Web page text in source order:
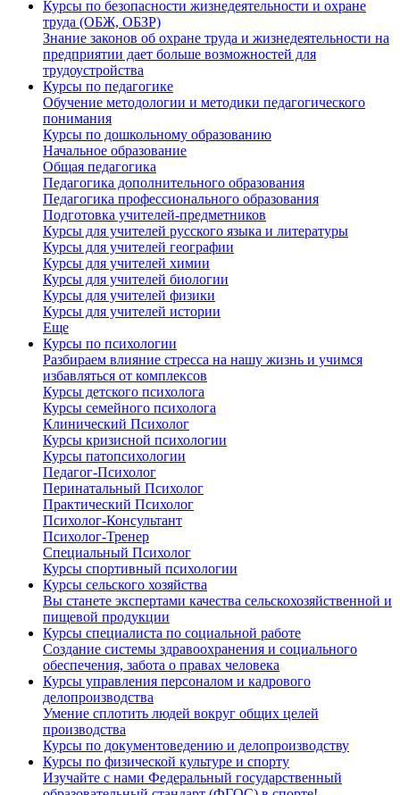
Курсы по безопасности жизнедеятельности и охране
труда (ОБЖ, ОБЗР)
Знание законов об охране труда и жизнедеятельности на
предприятии дает больше возможностей для
трудоустройства
Курсы по педагогике
Обучение методологии и методики педагогического
понимания
Курсы по дошкольному образованию
Начальное образование
Общая педагогика
Педагогика дополнительного образования
Педагогика профессионального образования
Подготовка учителей-предметников
Курсы для учителей русского языка и литературы
Курсы для учителей географии
Курсы для учителей химии
Курсы для учителей биологии
Курсы для учителей физики
Курсы для учителей истории
Еще
Курсы по психологии
Разбираем влияние стресса на нашу жизнь и учимся
избавляться от комплексов
Курсы детского психолога
Курсы семейного психолога
Клинический Психолог
Курсы кризисной психологии
Курсы патопсихологии
Педагог-Психолог
Перинатальный Психолог
Практический Психолог
Психолог-Консультант
Психолог-Тренер
Специальный Психолог
Курсы спортивный психологии
Курсы сельского хозяйства
Вы станете экспертами качества сельскохозяйственной и
пищевой продукции
Курсы специалиста по социальной работе
Создание системы здравоохранения и социального
обеспечения, забота о правах человека
Курсы управления персоналом и кадрового
делопроизводства
Умение сплотить людей вокруг общих целей
производства
Курсы по документоведению и делопроизводству
Курсы по физической культуре и спорту
Изучайте с нами Федеральный государственный